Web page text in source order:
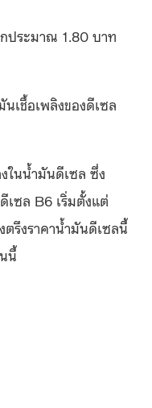
ประมาณ 1.80 บาท
เชื้อเพลิงของดีเซล
ในน้ำมันดีเซล ซึ่ง
เซล B6 เริ่มตั้งแต่
รึงราคาน้ำมันดีเซลนี้
นี้